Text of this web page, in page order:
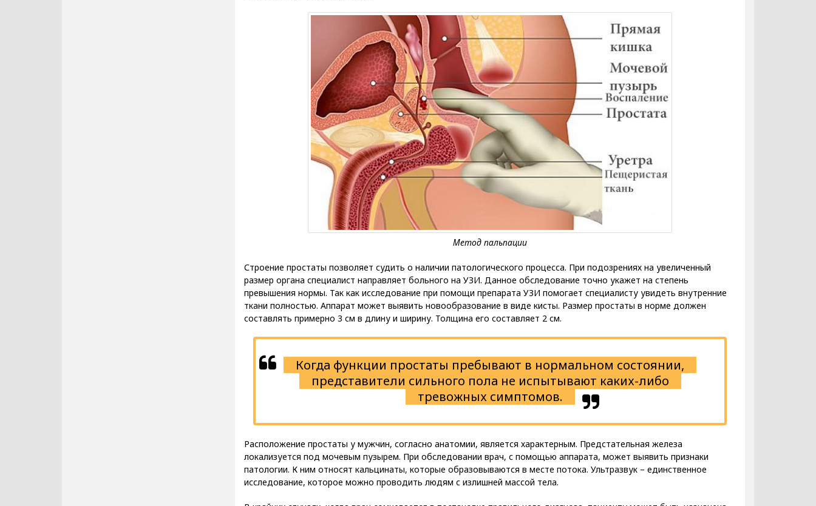
Строение простаты позволяет судить о наличии патологического процесса. При подозрениях на увеличенный
размер органа специалист направляет больного на УЗИ. Данное обследование точно укажет на степень
превышения нормы. Так как исследование при помощи препарата УЗИ помогает специалисту увидеть внутренние
ткани полностью. Аппарат может выявить новообразование в виде кисты. Размер простаты в норме должен
составлять примерно 3 см в длину и ширину. Толщина его составляет 2 см.
Когда функции простаты пребывают в нормальном состоянии,
представители сильного пола не испытывают каких-либо
тревожных симптомов.
Расположение простаты у мужчин, согласно анатомии, является характерным. Предстательная железа
локализуется под мочевым пузырем. При обследовании врач, с помощью аппарата, может выявить признаки
патологии. К ним относят кальцинаты, которые образовываются в месте потока. Ультразвук – единственное
исследование, которое можно проводить людям с излишней массой тела.